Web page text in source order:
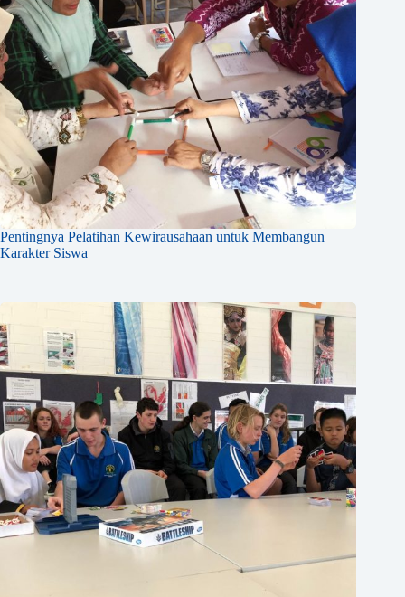
Pentingnya Pelatihan Kewirausahaan untuk Membangun
Karakter Siswa